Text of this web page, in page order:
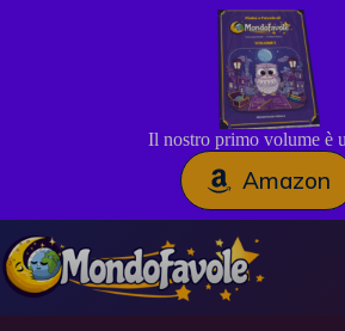
Il nostro primo volume è
Amazon
al
contenuto